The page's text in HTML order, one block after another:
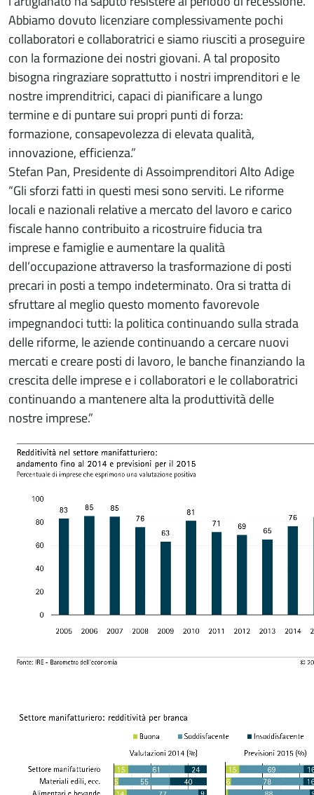
Abbiamo dovuto licenziare complessivamente pochi
collaboratori e collaboratrici e siamo riusciti a proseguire
con la formazione dei nostri giovani. A tal proposito
bisogna ringraziare soprattutto i nostri imprenditori e le
nostre imprenditrici, capaci di pianificare a lungo
termine e di puntare sui propri punti di forza:
formazione, consapevolezza di elevata qualità,
innovazione, efficienza.”
Stefan Pan, Presidente di Assoimprenditori Alto Adige
“Gli sforzi fatti in questi mesi sono serviti. Le riforme
locali e nazionali relative a mercato del lavoro e carico
fiscale hanno contribuito a ricostruire fiducia tra
imprese e famiglie e aumentare la qualità
dell’occupazione attraverso la trasformazione di posti
precari in posti a tempo indeterminato. Ora si tratta di
sfruttare al meglio questo momento favorevole
impegnandoci tutti: la politica continuando sulla strada
delle riforme, le aziende continuando a cercare nuovi
mercati e creare posti di lavoro, le banche finanziando la
crescita delle imprese e i collaboratori e le collaboratrici
continuando a mantenere alta la produttività delle
nostre imprese.”